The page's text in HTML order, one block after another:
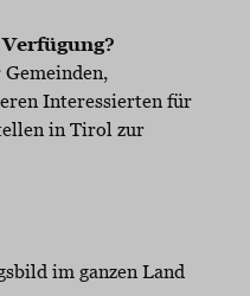
Interessierten für
in Tirol zur
im ganzen Land